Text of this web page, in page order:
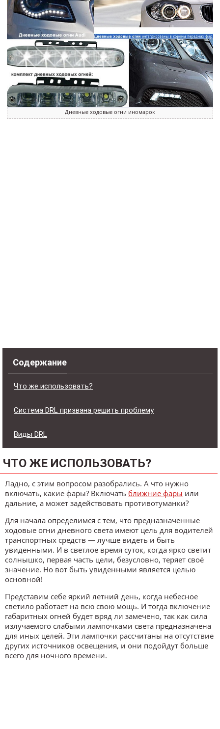
Дневные ходовые огни иномарок
Содержание
Что же использовать?
Система DRL призвана решить проблему
Виды DRL
ЧТО ЖЕ ИСПОЛЬЗОВАТЬ?
Ладно, с этим вопросом разобрались. А что нужно
включать, какие фары? Включать ближние фары или
дальние, а может задействовать противотуманки?
Для начала определимся с тем, что предназначенные
ходовые огни дневного света имеют цель для водителей
транспортных средств — лучше видеть и быть
увиденными. И в светлое время суток, когда ярко светит
солнышко, первая часть цели, безусловно, теряет своё
значение. Но вот быть увиденными является целью
основной!
Представим себе яркий летний день, когда небесное
светило работает на всю свою мощь. И тогда включение
габаритных огней будет вряд ли замечено, так как сила
излучаемого слабыми лампочками света предназначена
для иных целей. Эти лампочки рассчитаны на отсутствие
других источников освещения, и они подойдут больше
всего для ночного времени.